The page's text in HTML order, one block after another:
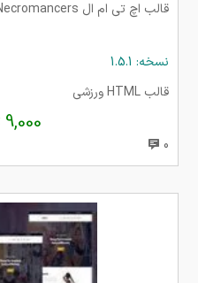
قالب اچ تی ام ال Necromancers
نسخه: 1.5.1
قالب HTML ورزشی
9,000 تومان
0